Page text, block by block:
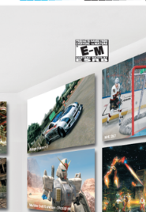
current database item